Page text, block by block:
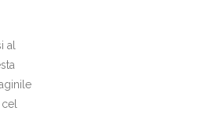
al
cel